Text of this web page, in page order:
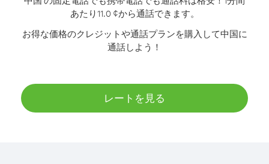
あたり11.0 ¢から通話できます。
お得な価格のクレジットや通話プランを購入して中国に
通話しよう！
レートを見る